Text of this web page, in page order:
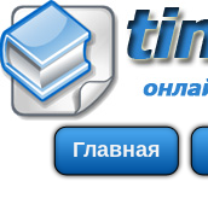
Главная